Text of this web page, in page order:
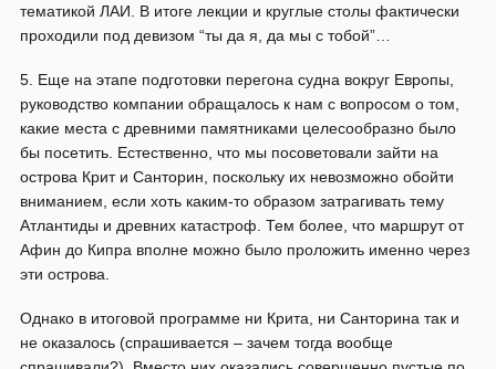
тематикой ЛАИ. В итоге лекции и круглые столы фактически
проходили под девизом “ты да я, да мы с тобой”…
5. Еще на этапе подготовки перегона судна вокруг Европы,
руководство компании обращалось к нам с вопросом о том,
какие места с древними памятниками целесообразно было
бы посетить. Естественно, что мы посоветовали зайти на
острова Крит и Санторин, поскольку их невозможно обойти
вниманием, если хоть каким-то образом затрагивать тему
Атлантиды и древних катастроф. Тем более, что маршрут от
Афин до Кипра вполне можно было проложить именно через
эти острова.
Однако в итоговой программе ни Крита, ни Санторина так и
не оказалось (спрашивается – зачем тогда вообще